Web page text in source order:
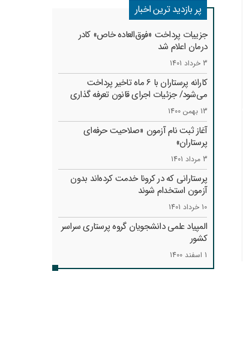
پر بازدید ترین اخبار
جزییات پرداخت «فوق‌العاده خاص» کادر
درمان اعلام شد
3 خرداد 1401
کارانه‌ پرستاران با 6 ماه تاخیر پرداخت
می‌شود/ جزئیات اجرای قانون تعرفه گذاری
13 بهمن 1400
آغاز ثبت نام آزمون «صلاحیت حرفه‌ای
پرستاران»
3 مرداد 1401
پرستارانی که در کرونا خدمت کرد‌ه‌اند بدون
آزمون استخدام شوند
10 خرداد 1401
المپیاد علمی دانشجویان گروه پرستاری سراسر
کشور
1 اسفند 1400